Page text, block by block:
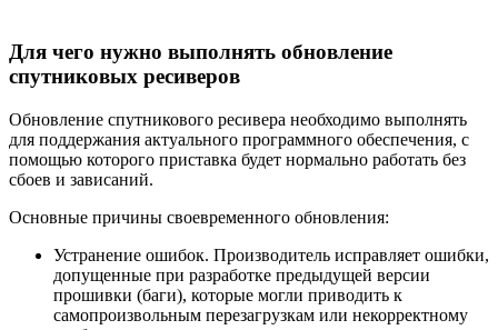
Для чего нужно выполнять обновление
спутниковых ресиверов
Обновление спутникового ресивера необходимо выполнять
для поддержания актуального программного обеспечения, с
помощью которого приставка будет нормально работать без
сбоев и зависаний.
Основные причины своевременного обновления:
Устранение ошибок. Производитель исправляет ошибки,
допущенные при разработке предыдущей версии
прошивки (баги), которые могли приводить к
самопроизвольным перезагрузкам или некорректному